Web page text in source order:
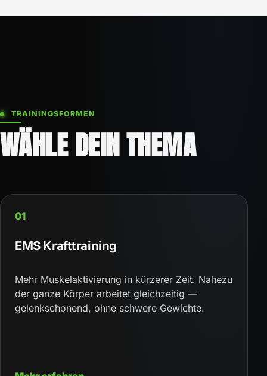
TRAININGSFORMEN
WÄHLE DEIN THEMA
01
EMS Krafttraining
Mehr Muskelaktivierung in kürzerer Zeit. Nahezu
der ganze Körper arbeitet gleichzeitig —
gelenkschonend, ohne schwere Gewichte.